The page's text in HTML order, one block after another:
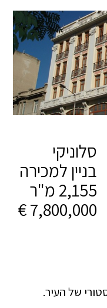
סלוניקי
בניין למכירה
של העיר.